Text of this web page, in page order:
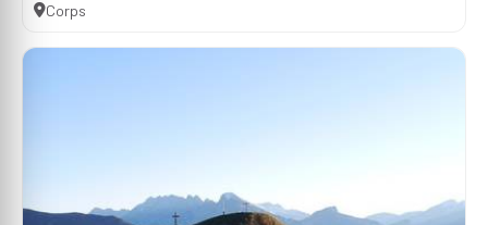
Corps